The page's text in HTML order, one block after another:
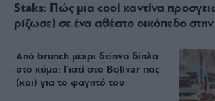
Staks: Πώς μια cool καντίνα
ρίζωσε) σε ένα αθέατο οικόπεδο
Από brunch μέχρι δείπνο δίπλα
στο κύμα: Γιατί στο Bolivar πας
(και) για το φαγητό του